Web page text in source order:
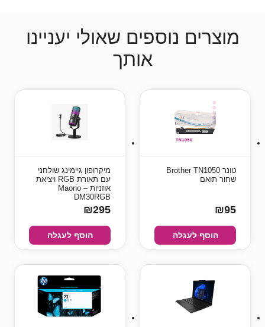
מוצרים נוספים שאולי יעניינו
אותך
טונר Brother TN1050
שחור תואם
₪95
הוסף לעגלה
מיקרופון גיימינג שולחני
עם תאורת RGB ויציאת
אוזניות – Maono
DM30RGB
₪295
הוסף לעגלה